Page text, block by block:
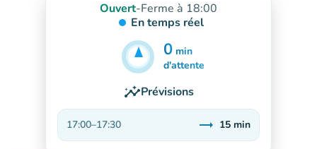
Ouvert-Ferme à 18:00
En temps réel
0 min
15min
d'attente
insightsPrévisions
17:00–17:30 trending_flat
Stable
15 min